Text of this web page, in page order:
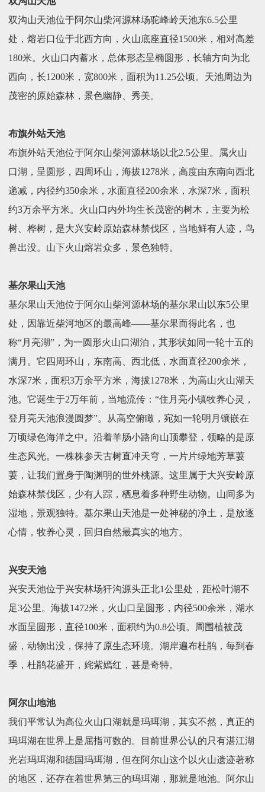
双沟山天池位于阿尔山柴河源林场驼峰岭天池东6.5公里
处，熔岩口位于北西方向，火山底座直径1500米，相对高差
180米。火山口内蓄水，总体形态呈椭圆形，长轴方向为北
西向，长1200米，宽800米，面积为11.25公顷。天池周边为
茂密的原始森林，景色幽静、秀美。
布旗外站天池
布旗外站天池位于阿尔山柴河源林场以北2.5公里。属火山
口湖，呈圆形，四周环山，海拔1278米，高度由东南向西北
递减，内径约350余米，水面直径200余米，水深7米，面积
约3万余平方米。火山口内外均生长茂密的树木，主要为松
树、桦树，是大兴安岭原始森林禁伐区，当地鲜有人迹，鸟
兽出没。山下火山熔岩众多，景色独特。
基尔果山天池
基尔果山天池位于阿尔山柴河源林场的基尔果山以东5公里
处，因靠近柴河地区的最高峰——基尔果而得此名，也
称“月亮湖”，为一圆形火山口湖泊，其形状如同一轮十五的
满月。它四周环山，东南高、西北低，水面直径200余米，
水深7米，面积3万余平方米，海拔1278米，为高山火山湖天
池。它诞生于2万年前，当地流传：“住月亮小镇牧养心灵，
登月亮天池浪漫圆梦”。从高空俯瞰，宛如一轮明月镶嵌在
万顷绿色海洋之中。沿着羊肠小路向山顶攀登，领略的是原
生态风光。一株株参天古树直冲天穹，一片片绿地芳草萋
萋，让我们置身于陶渊明的世外桃源。这里属于大兴安岭原
始森林禁伐区，少有人踪，栖息着多种野生动物。山间多为
湿地，景观独特。基尔果山天池是一处神秘的净土，是放逐
心情，牧养心灵，回归自然最真实的地方。
兴安天池
兴安天池位于兴安林场犴沟源头正北1公里处，距松叶湖不
足3公里。海拔1472米，火山口呈圆形，内径500余米，湖水
水面呈圆形，直径100米，面积约为0.8公顷。周围植被茂
盛，动物出没，保持了原生态环境。湖岸遍布杜鹃，每到春
季，杜鹃花盛开，姹紫嫣红，甚是奇特。
阿尔山地池
我们平常认为高位火山口湖就是玛珥湖，其实不然，真正的
玛珥湖在世界上是屈指可数的。目前世界公认的只有湛江湖
光岩玛珥湖和德国玛珥湖，但在阿尔山这个以火山遗迹著称
的地区，还存在着世界第三的玛珥湖，那就是地池。阿尔山